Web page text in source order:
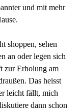
und mit mehr
shoppen, sehen
an oder legen sich
zur Erholung am
Das heisst
leicht fällt, mich
dann schon